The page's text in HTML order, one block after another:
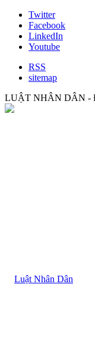
Twitter
Facebook
LinkedIn
Youtube
RSS
sitemap
LUẬT NHÂN DÂN -